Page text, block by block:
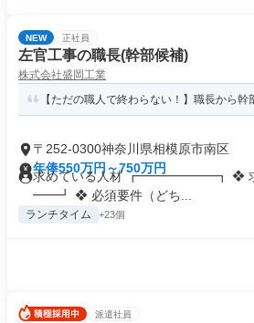
NEW 正社員
左官工事の職長(幹部候補)
株式会社盛岡工業
【ただの職人で終わらない！】職長から
〒252-0300神奈川県相模原市南区
年俸550万円～750万円
求めている人材 ┏━━━━━━┓ ❖
━━┛ ❖ 必須要件（どち...
ランチタイム +23個
派遣社員